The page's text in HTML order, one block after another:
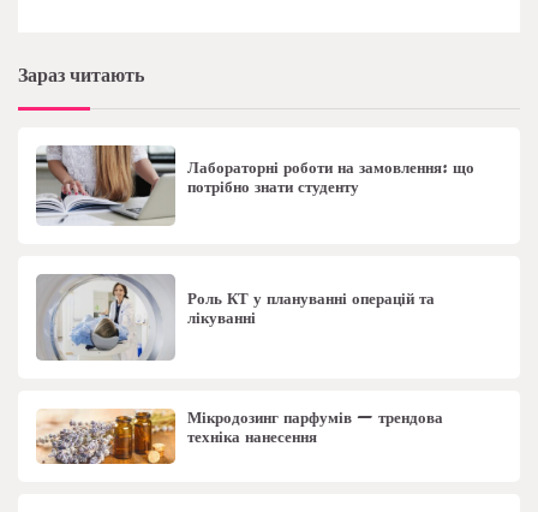
Зараз читають
Лабораторні роботи на замовлення: що
потрібно знати студенту
Роль КТ у плануванні операцій та
лікуванні
Мікродозинг парфумів — трендова
техніка нанесення